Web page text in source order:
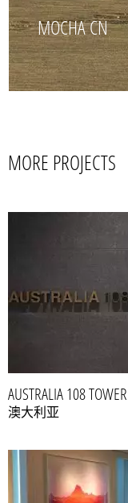
MOCHA CN
MORE PROJECTS
AUSTRALIA 108 TOWER
澳大利亚